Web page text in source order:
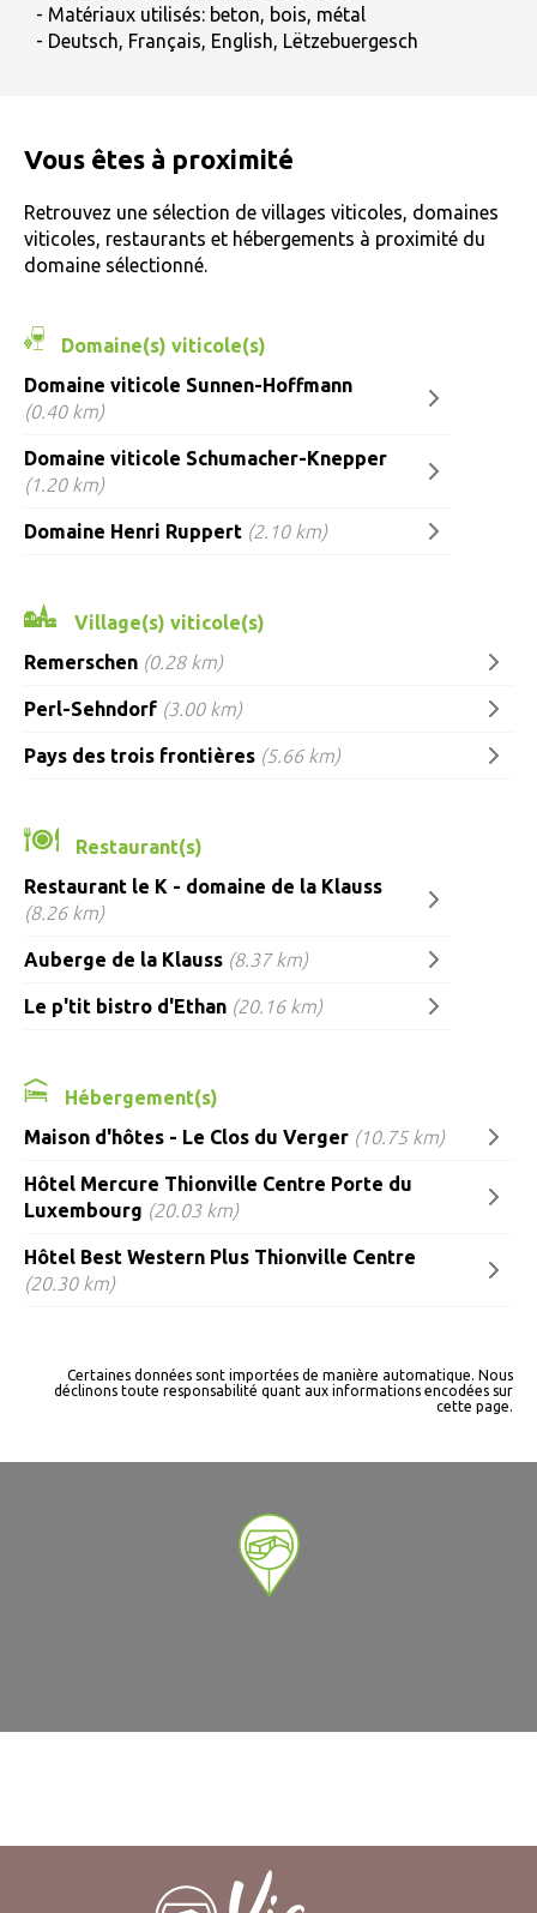
- Matériaux utilisés: beton, bois, métal
- Deutsch, Français, English, Lëtzebuergesch
Vous êtes à proximité
Retrouvez une sélection de villages viticoles, domaines
viticoles, restaurants et hébergements à proximité du
domaine sélectionné.
Domaine(s) viticole(s)
Domaine viticole Sunnen-Hoffmann
(0.40 km)
Domaine viticole Schumacher-Knepper
(1.20 km)
Domaine Henri Ruppert (2.10 km)
Village(s) viticole(s)
Remerschen (0.28 km)
Perl-Sehndorf (3.00 km)
Pays des trois frontières (5.66 km)
Restaurant(s)
Restaurant le K - domaine de la Klauss
(8.26 km)
Auberge de la Klauss (8.37 km)
Le p'tit bistro d'Ethan (20.16 km)
Hébergement(s)
Maison d'hôtes - Le Clos du Verger (10.75 km)
Hôtel Mercure Thionville Centre Porte du
Luxembourg (20.03 km)
Hôtel Best Western Plus Thionville Centre
(20.30 km)
Certaines données sont importées de manière automatique. Nous
déclinons toute responsabilité quant aux informations encodées sur
cette page.